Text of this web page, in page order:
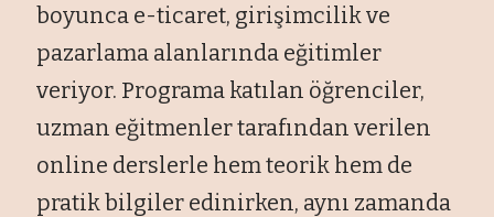
boyunca e-ticaret, girişimcilik ve
pazarlama alanlarında eğitimler
veriyor. Programa katılan öğrenciler,
uzman eğitmenler tarafından verilen
online derslerle hem teorik hem de
pratik bilgiler edinirken, aynı zamanda